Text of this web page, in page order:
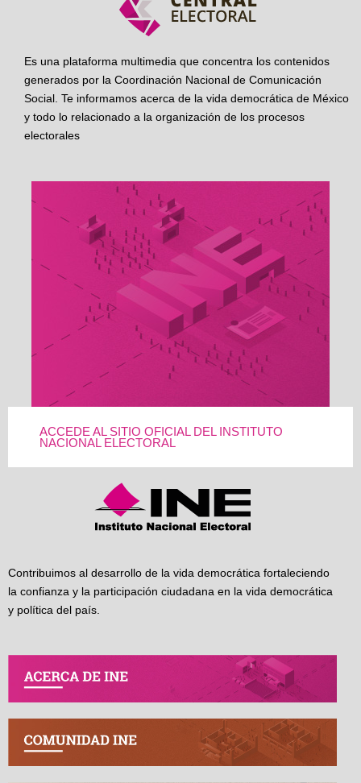
Es una plataforma multimedia que concentra los contenidos
generados por la Coordinación Nacional de Comunicación
Social. Te informamos acerca de la vida democrática de México
y todo lo relacionado a la organización de los procesos
electorales
ACCEDE AL SITIO OFICIAL DEL INSTITUTO
NACIONAL ELECTORAL
Contribuimos al desarrollo de la vida democrática fortaleciendo
la confianza y la participación ciudadana en la vida democrática
y política del país.